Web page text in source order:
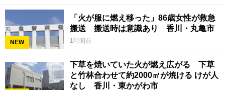
NEW
「火が服に燃え移った」86歳女性が救急
搬送 搬送時は意識あり 香川・丸亀市
1時間前
下草を焼いていた火が燃え広がる 下草
と竹林合わせて約2000㎡が焼ける けが人
なし 香川・東かがわ市